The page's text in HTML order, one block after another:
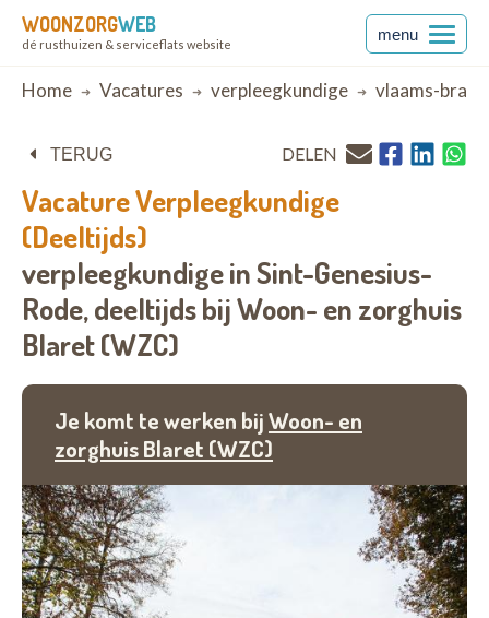
WOONZORGWEB
dé rusthuizen & serviceflats website
menu
Breadcrumb
Home Vacatures verpleegkundige vlaams-
TERUG DELEN
VacatureVerpleegkundige
(Deeltijds)
verpleegkundige in Sint-Genesius-
Rode,deeltijds bijWoon- en zorghuis
Blaret (WZC)
Je komt te werken bijWoon- en
zorghuis Blaret (WZC)